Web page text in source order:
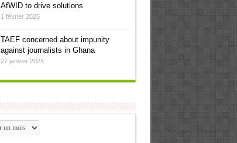
AfWID to drive solutions
1 février 2025
TAEF concerned about impunity
against journalists in Ghana
27 janvier 2025